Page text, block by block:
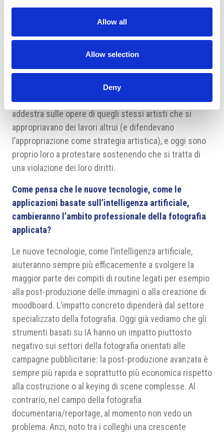
Allow all
Allow selection
Deny
“prendersi” un’opera altrui) possa portare a una
sinergia e quando invece a un conflitto. È stato una
proprio quando ho consegnato il testo finale nel 2023.
Sin dall’inizio avvertivo gli artisti che l’accettazione
incondizionata dell’appropriazione come principio
artistico porta con sé dei rischi. Ora si vede che l’IA si
addestra sulle opere di quegli stessi artisti che si
appropriavano dei lavori altrui (e difendevano
l’appropriazione come strategia artistica), e oggi sono
proprio loro a protestare sostenendo che si tratta di
una violazione dei loro diritti.
Come pensa che le nuove tecnologie, come le
applicazioni basate sull’intelligenza artificiale,
cambieranno l’ambito professionale della fotografia
applicata?
Le nuove tecnologie, come l’intelligenza artificiale,
aiuteranno sempre più efficacemente a svolgere la
maggior parte dei compiti di routine legati per esempio
alla post-produzione delle immagini o alla creazione di
moodboard. L’impatto concreto dipenderà dal settore
specializzato della fotografia. Oggi già vediamo che gli
strumenti basati su IA hanno un impatto piuttosto
negativo sui settori della fotografia orientati alle
campagne pubblicitarie: la post-produzione avanzata è
sempre più rapida e soprattutto più economica rispetto
alla costruzione o al keying di scene complesse. Al
contrario, nel campo della fotografia
documentaria/reportage, al momento non vedo un
problema. Anzi, noto tra i colleghi una crescente